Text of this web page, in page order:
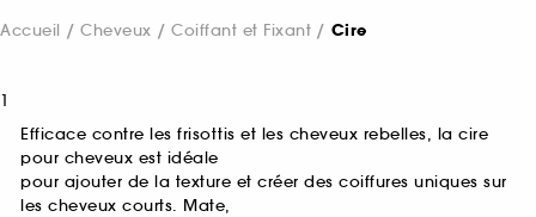
Accueil Cheveux Coiffant et Fixant Cire
1
Efficace contre les frisottis et les cheveux rebelles, la cire
pour cheveux est idéale
pour ajouter de la texture et créer des coiffures uniques sur
les cheveux courts. Mate,